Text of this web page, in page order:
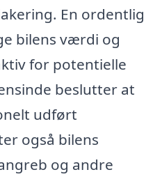
En ordentlig
bilens værdi og
for potentielle
beslutter at
udført
også bilens
og andre